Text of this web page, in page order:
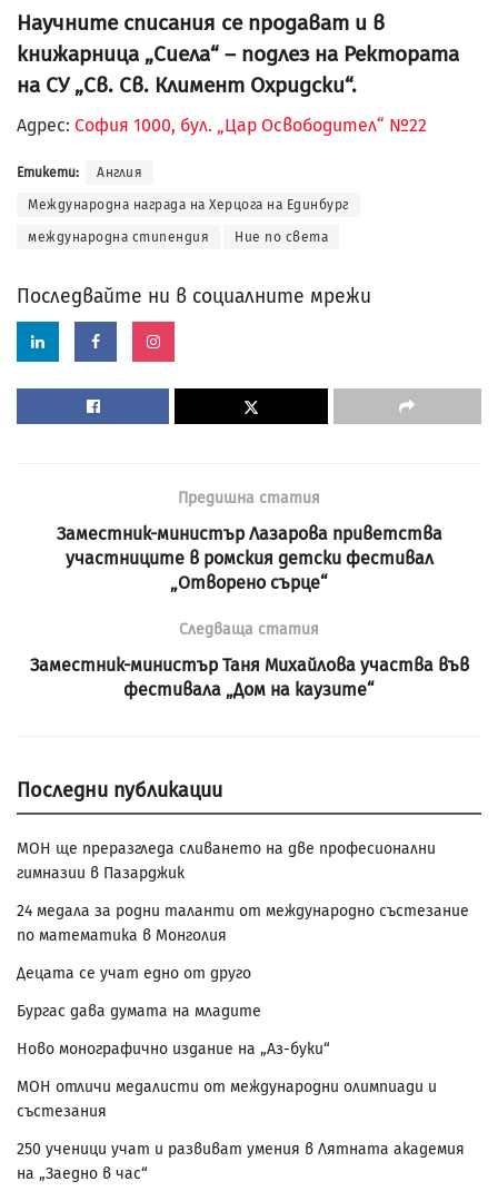
Научните списания се продават и в
книжарница „Сиела“ – подлез на Ректората
на СУ „Св. Св. Климент Охридски“.
Адрес: София 1000, бул. „Цар Освободител“ №22
Етикети: Англия
Международна награда на Херцога на Единбург
международна стипендия Ние по света
Последвайте ни в социалните мрежи
Предишна статия
Заместник-министър Лазарова приветства
участниците в ромския детски фестивал
„Отворено сърце“
Следваща статия
Заместник-министър Таня Михайлова участва във
фестивала „Дом на каузите“
Последни публикации
МОН ще преразгледа сливането на две професионални
гимназии в Пазарджик
24 медала за родни таланти от международно състезание
по математика в Монголия
Децата се учат едно от друго
Бургас дава думата на младите
Ново монографично издание на „Аз-буки“
МОН отличи медалисти от международни олимпиади и
състезания
250 ученици учат и развиват умения в Лятната академия
на „Заедно в час“